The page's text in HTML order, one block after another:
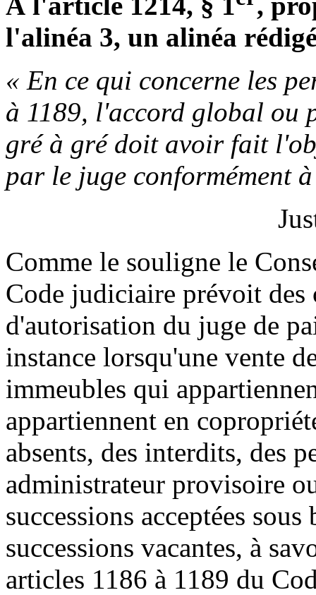
l'alinéa 3, un alinéa
« En ce qui concerne les
à 1189, l'accord global ou
gré à gré doit avoir fait
par le juge conformément
Comme le souligne le
Code judiciaire prévoit des
d'autorisation du juge de
instance lorsqu'une vente
immeubles qui
appartiennent en
absents, des interdits, des
administrateur provisoire
successions acceptées
successions vacantes, à
articles 1186 à 1189 du